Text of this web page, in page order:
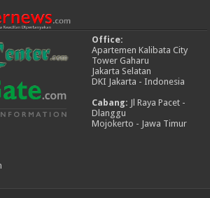
Office:
Apartemen Kalibata City
Tower Gaharu
Jakarta Selatan
DKI Jakarta - Indonesia
Cabang: Jl Raya Pacet -
Dlanggu
Mojokerto - Jawa Timur